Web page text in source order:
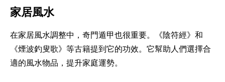
家居風水
在家居風水調整中，奇門遁甲也很重要。《陰符經》和
《煙波釣叟歌》等古籍提到它的功效。它幫助人們選擇合
適的風水物品，提升家庭運勢。